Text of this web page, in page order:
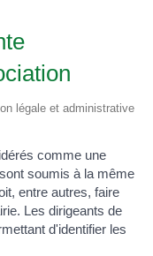
légale et administrative
comme une
soumis à la même
entre autres, faire
Les dirigeants de
d'identifier les